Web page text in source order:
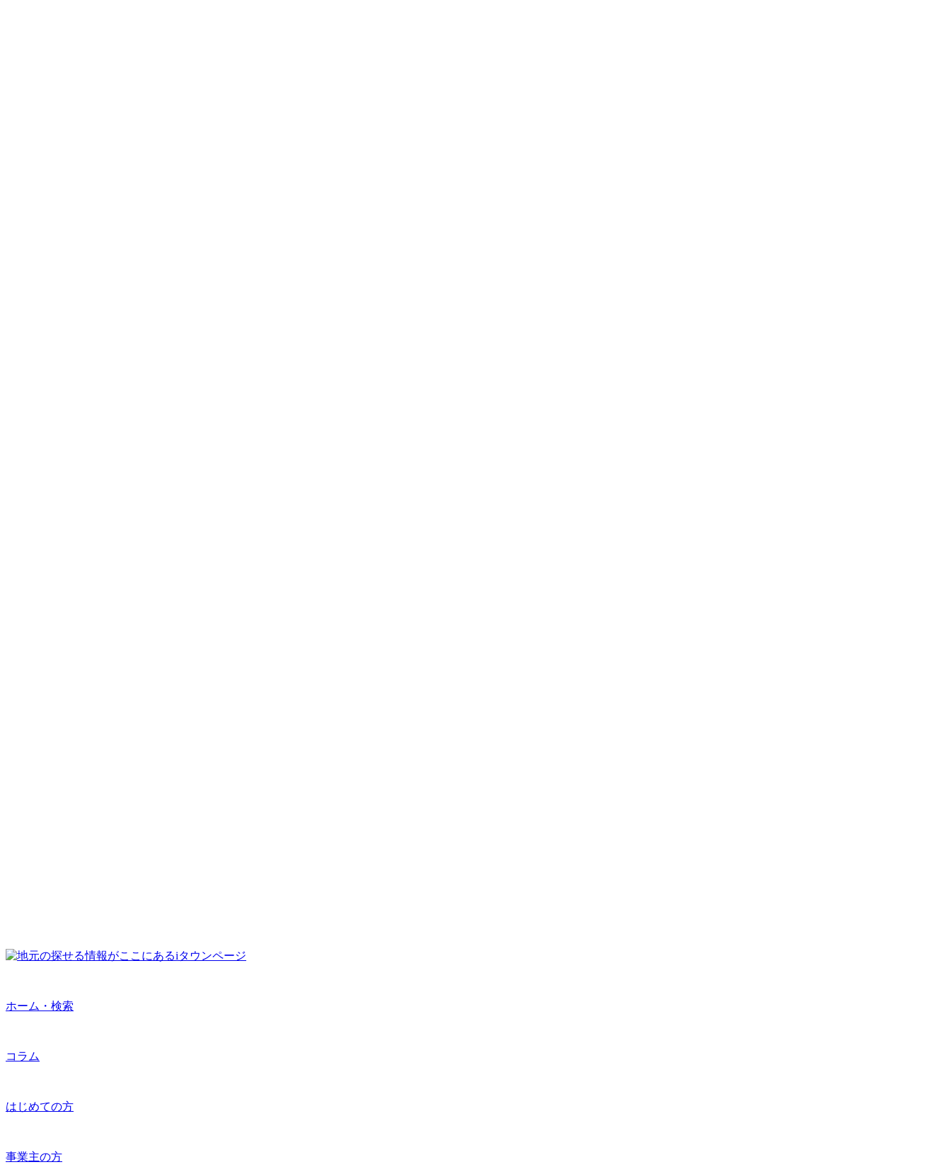
ホーム・検索
コラム
はじめての方
事業主の方